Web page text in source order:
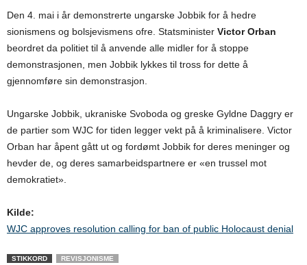
Den 4. mai i år demonstrerte ungarske Jobbik for å hedre
sionismens og bolsjevismens ofre. Statsminister Victor Orban
beordret da politiet til å anvende alle midler for å stoppe
demonstrasjonen, men Jobbik lykkes til tross for dette å
gjennomføre sin demonstrasjon.
Ungarske Jobbik, ukraniske Svoboda og greske Gyldne Daggry er
de partier som WJC for tiden legger vekt på å kriminalisere. Victor
Orban har åpent gått ut og fordømt Jobbik for deres meninger og
hevder de, og deres samarbeidspartnere er «en trussel mot
demokratiet».
Kilde:
WJC approves resolution calling for ban of public Holocaust denial
STIKKORD REVISJONISME